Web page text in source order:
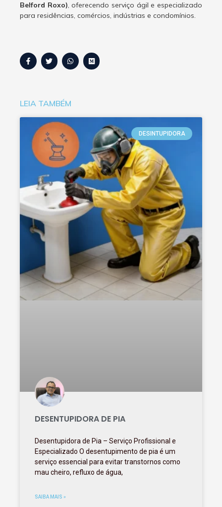
Belford Roxo), oferecendo serviço ágil e especializado
para residências, comércios, indústrias e condomínios.
LEIA TAMBÉM
DESINTUPIDORA
DESENTUPIDORA DE PIA
Desentupidora de Pia – Serviço Profissional e
Especializado O desentupimento de pia é um
serviço essencial para evitar transtornos como
mau cheiro, refluxo de água,
SAIBA MAIS »